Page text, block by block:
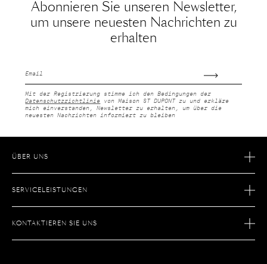
Abonnieren Sie unseren Newsletter,
um unsere neuesten Nachrichten zu
erhalten
E-
Mit der Registrierung stimme ich den Bedingungen der
Datenschutzrichtlinie von Maison ST DUPONT zu und erkläre
mich einverstanden, Newsletter zu erhalten, um über die
neuesten Nachrichten informiert zu bleiben
ÜBER UNS
SERVICELEISTUNGEN
KONTAKTIEREN SIE UNS